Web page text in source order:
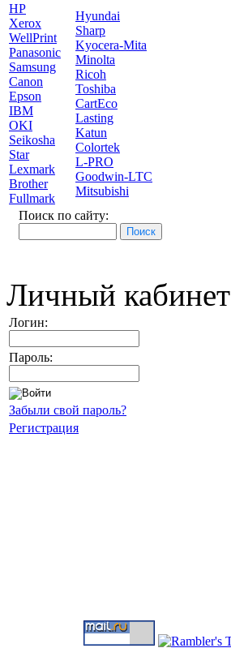
HP
Xerox
WellPrint
Panasonic
Samsung
Canon
Epson
IBM
OKI
Seikosha
Star
Lexmark
Brother
Fullmark
Hyundai
Sharp
Kyocera-Mita
Minolta
Ricoh
Toshiba
CartEco
Lasting
Katun
Colortek
L-PRO
Goodwin-LTC
Mitsubishi
Поиск по сайту:
Личный кабинет
Логин:
Пароль:
Забыли свой пароль?
Регистрация